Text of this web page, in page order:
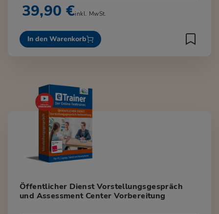
39,90 €inkl. MwSt.
In den Warenkorb
Öffentlicher Dienst Vorstellungsgespräch
und Assessment Center Vorbereitung